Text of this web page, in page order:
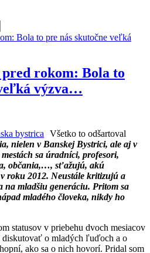
rokom: Bola to
výzva…
Všetko to odšartoval
nielen v Banskej Bystrici, ale aj v
sa úradníci, profesori,
občania,…, sťažujú, akú
roku 2012. Neustále kritizujú a
na mladšiu generáciu. Pritom sa
mladého človeka, nikdy ho
statusov v priebehu dvoch mesiacov
o mladých ľuďoch a o
ako sa o nich hovorí. Pridal som